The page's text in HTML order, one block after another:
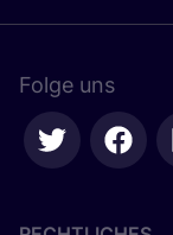
Folge uns